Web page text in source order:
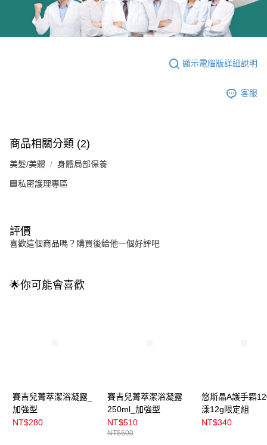
顯示電腦版詳細說明
客服
商品相關分類 (2)
美髮/美體 身體局部保養
🟦私密護理專區
評價
喜歡這個商品嗎？購買後給他一個好評吧
🌟你可能會喜歡
賽吉兒菁萃潔浴凝露_
加強型
NT$280
賽吉兒菁萃潔浴凝露
250ml_加強型
NT$510
NT$600
悠斯晶A護手霜
漾12g限定組
NT$340